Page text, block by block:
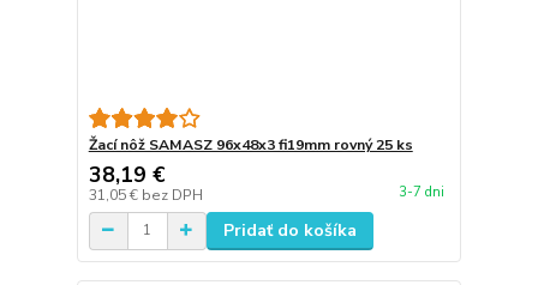
Žací nôž SAMASZ 96x48x3 fi19mm rovný 25 ks
38,19 €
31,05 € bez DPH 3-7 dni
Pridať do košíka